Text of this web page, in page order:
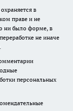
в
праве и не
ни было форме, в
не иначе
персональных